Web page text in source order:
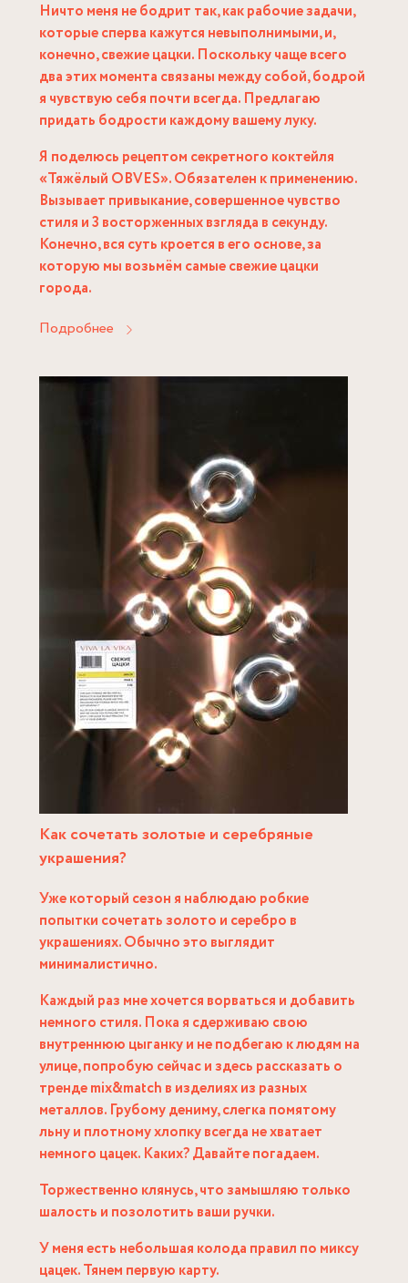
Ничто меня не бодрит так, как рабочие задачи,
которые сперва кажутся невыполнимыми, и,
конечно, свежие цацки. Поскольку чаще всего
два этих момента связаны между собой, бодрой
я чувствую себя почти всегда. Предлагаю
придать бодрости каждому вашему луку.
Я поделюсь рецептом секретного коктейля
«Тяжёлый OBVES». Обязателен к применению.
Вызывает привыкание, совершенное чувство
стиля и 3 восторженных взгляда в секунду.
Конечно, вся суть кроется в его основе, за
которую мы возьмём самые свежие цацки
города.
Подробнее
Как сочетать золотые и серебряные
украшения?
Уже который сезон я наблюдаю робкие
попытки сочетать золото и серебро в
украшениях. Обычно это выглядит
минималистично.
Каждый раз мне хочется ворваться и добавить
немного стиля. Пока я сдерживаю свою
внутреннюю цыганку и не подбегаю к людям на
улице, попробую сейчас и здесь рассказать о
тренде mix&match в изделиях из разных
металлов. Грубому дениму, слегка помятому
льну и плотному хлопку всегда не хватает
немного цацек. Каких? Давайте погадаем.
Торжественно клянусь, что замышляю только
шалость и позолотить ваши ручки.
У меня есть небольшая колода правил по миксу
цацек. Тянем первую карту.